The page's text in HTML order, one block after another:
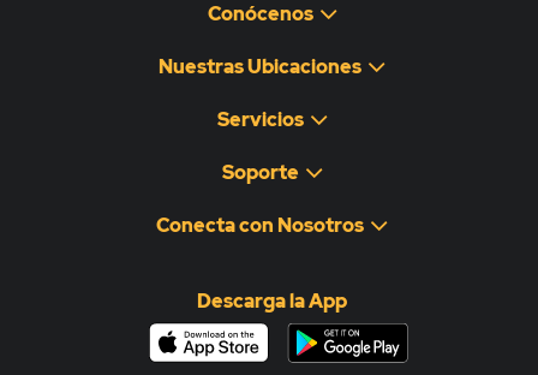
Conócenos
Nuestras Ubicaciones
Servicios
Soporte
Conecta con Nosotros
Descarga la App